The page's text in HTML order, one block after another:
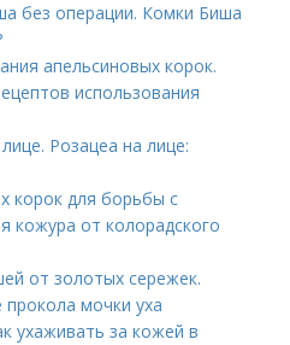
без операции. Комки Биша
апельсиновых корок.
использования
Розацеа на лице:
корок для борьбы с
кожура от колорадского
от золотых сережек.
прокола мочки уха
ухаживать за кожей в